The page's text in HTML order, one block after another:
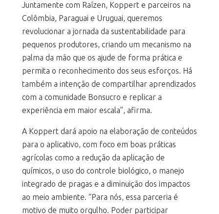
Juntamente com Raízen, Koppert e parceiros na
Colômbia, Paraguai e Uruguai, queremos
revolucionar a jornada da sustentabilidade para
pequenos produtores, criando um mecanismo na
palma da mão que os ajude de forma prática e
permita o reconhecimento dos seus esforços. Há
também a intenção de compartilhar aprendizados
com a comunidade Bonsucro e replicar a
experiência em maior escala”, afirma.
A Koppert dará apoio na elaboração de conteúdos
para o aplicativo, com foco em boas práticas
agrícolas como a redução da aplicação de
químicos, o uso do controle biológico, o manejo
integrado de pragas e a diminuição dos impactos
ao meio ambiente. “Para nós, essa parceria é
motivo de muito orgulho. Poder participar